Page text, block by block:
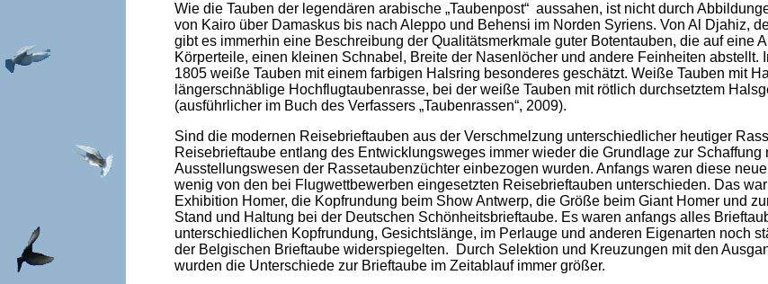
Wie die Tauben der legendären arabische „Taubenpost“ aussahen, ist nicht durch
von Kairo über Damaskus bis nach Aleppo und Behensi im Norden Syriens. Von Al Djahiz,
gibt es immerhin eine Beschreibung der Qualitätsmerkmale guter Botentauben, die auf eine
Körperteile, einen kleinen Schnabel, Breite der Nasenlöcher und andere Feinheiten abstellt.
1805 weiße Tauben mit einem farbigen Halsring besonderes geschätzt. Weiße Tauben mit
längerschnäblige Hochflugtaubenrasse, bei der weiße Tauben mit rötlich durchsetztem
(ausführlicher im Buch des Verfassers „Taubenrassen“, 2009).
Sind die modernen Reisebrieftauben aus der Verschmelzung unterschiedlicher heutiger
Reisebrieftaube entlang des Entwicklungsweges immer wieder die Grundlage zur Schaffung
Ausstellungswesen der Rassetaubenzüchter einbezogen wurden. Anfangs waren diese
wenig von den bei Flugwettbewerben eingesetzten Reisebrieftauben unterschieden. Das
Exhibition Homer, die Kopfrundung beim Show Antwerp, die Größe beim Giant Homer und
Stand und Haltung bei der Deutschen Schönheitsbrieftaube. Es waren anfangs alles
unterschiedlichen Kopfrundung, Gesichtslänge, im Perlauge und anderen Eigenarten noch
der Belgischen Brieftaube widerspiegelten. Durch Selektion und Kreuzungen mit den
wurden die Unterschiede zur Brieftaube im Zeitablauf immer größer.